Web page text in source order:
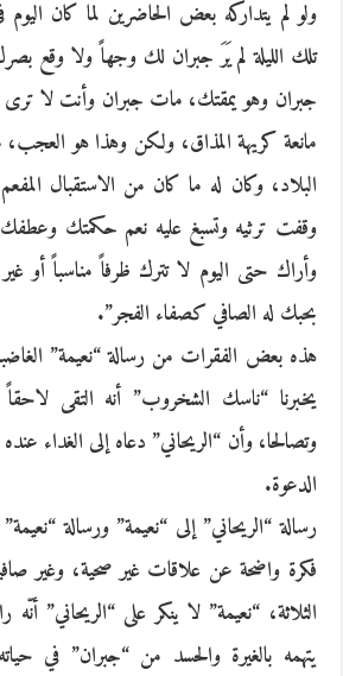
ولو لم يتداركه بعض الحاضرين لما كان
تلك الليلة لم يَرَ جبران لك وجهاً ولا وقع
جبران وهو يمقتك، مات جبران وأنت لا
مانعة كريهة المذاق، ولكن وهذا هو العجب،
البلاد، وكان له ما كان من الاستقبال
وقفت ترثيه وتسبغ عليه نعم حكمتك
وأراك حتى اليوم لا تترك ظرفاً مناسباً أو
بحبك له الصافي كصفاء الفجر”.
هذه بعض الفقرات من رسالة “نعيمة”
يخبرنا “ناسك الشخروب” أنه التقى لاحقاً
وتصالحا، وأن “الريحاني” دعاه إلى الغداء
الدعوة.
رسالة “الريحاني” إلى “نعيمة” ورسالة
فكرة واضحة عن علاقات غير صحية، وغير
الثلاثة، “نعيمة” لا ينكر على “الريحاني” أنّه
يتهمه بالغيرة والحسد من “جبران” في